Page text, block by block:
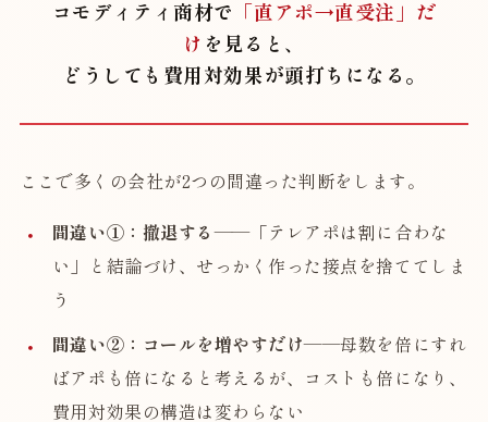
コモディティ商材で 「直アポ→直受注」だ
け を見ると、
どうしても費用対効果が頭打ちになる。
ここで多くの会社が2つの間違った判断をします。
間違い①：撤退する——「テレアポは割に合わな
い」と結論づけ、せっかく作った接点を捨ててしま
う
間違い②：コールを増やすだけ——母数を倍にすれ
ばアポも倍になると考えるが、コストも倍になり、
費用対効果の構造は変わらない